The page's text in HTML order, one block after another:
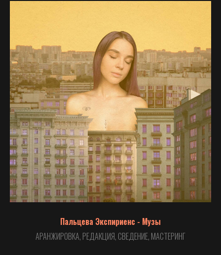
Пальцева Экспириенс - Музы
АРАНЖИРОВКА, РЕДАКЦИЯ, СВЕДЕНИЕ, МАСТЕРИНГ